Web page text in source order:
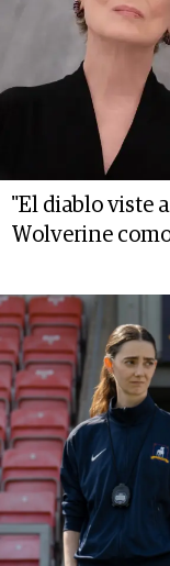
"El diablo viste
Wolverine